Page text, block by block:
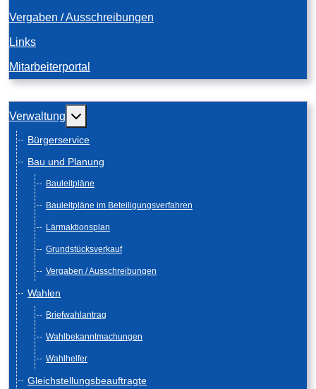
Vergaben / Ausschreibungen
Links
Mitarbeiterportal
Verwaltung Weitere Informationen: Verwaltung
Bürgerservice
Bau und Planung
Bauleitpläne
Bauleitpläne im Beteiligungsverfahren
Lärmaktionsplan
Grundstücksverkauf
Vergaben / Ausschreibungen
Wahlen
Briefwahlantrag
Wahlbekanntmachungen
Wahlhelfer
Gleichstellungsbeauftragte